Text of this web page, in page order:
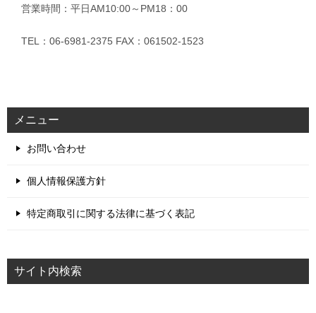
営業時間：平日AM10:00～PM18：00
TEL：06-6981-2375 FAX：061502-1523
メニュー
お問い合わせ
個人情報保護方針
特定商取引に関する法律に基づく表記
サイト内検索